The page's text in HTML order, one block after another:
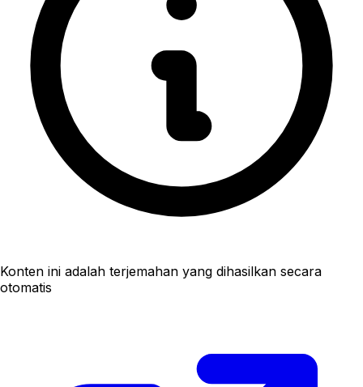
Konten ini adalah terjemahan yang dihasilkan secara
otomatis